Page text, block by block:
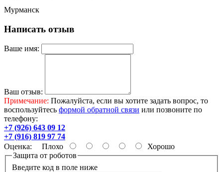
Мурманск
Написать отзыв
Ваше имя:
Ваш отзыв:
Примечание: Пожалуйста, если вы хотите задать вопрос, то
воспользуйтесь формой обратной связи или позвоните по
телефону:
+7 (926) 643 09 12
+7 (916) 819 97 74
Оценка: Плохо
Хорошо
Защита от роботов
Введите код в поле ниже